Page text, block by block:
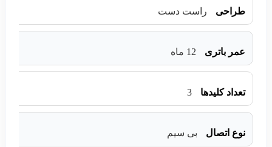
طراحی راست دست
عمر باتری 12 ماه
تعداد کلیدها 3
نوع اتصال بی سیم